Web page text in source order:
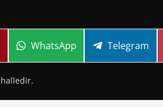
Share
WhatsApp Share
Telegram